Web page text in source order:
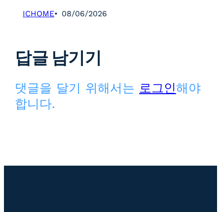
ICHOME 08/06/2026
답글 남기기
댓글을 달기 위해서는 로그인해야
합니다.